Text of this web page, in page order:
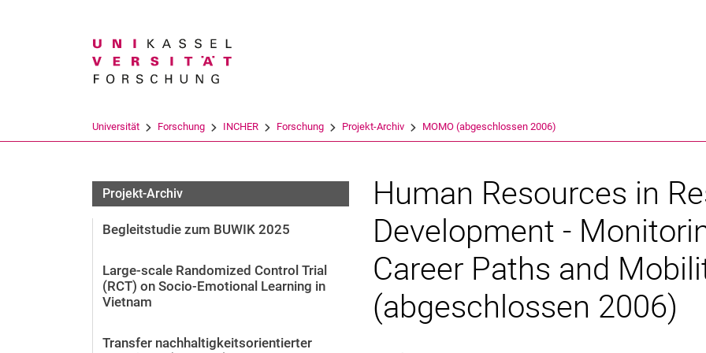
Universität Forschung INCHER Forschung Projekt-Archiv MOMO (abgeschlossen 2006)
Projekt-Archiv
Begleitstudie zum BUWIK 2025
Large-scale Randomized Control Trial
(RCT) on Socio-Emotional Learning in
Vietnam
Transfer nachhaltigkeitsorientierter
Human Resources in
Development -
Career Paths and
(abgeschlossen 2006)